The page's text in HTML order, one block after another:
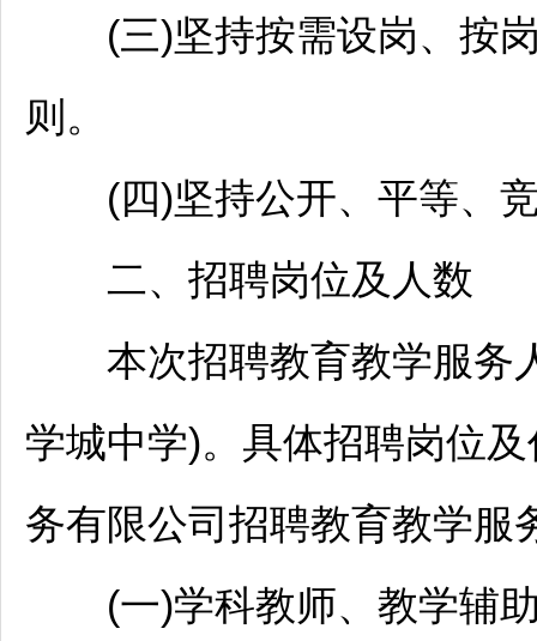
(三)坚持按需设岗、按
则。
(四)坚持公开、平等、竞
二、 招聘岗位及人数
本次招聘教育教学服务
学城中学)。具体招聘岗位
务有限公司 招聘教育教学服
(一)学科教师、教学辅